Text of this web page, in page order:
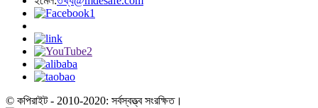
© কপিরাইট - 2010-2020: সর্বস্বত্ত্ব সংরক্ষিত।